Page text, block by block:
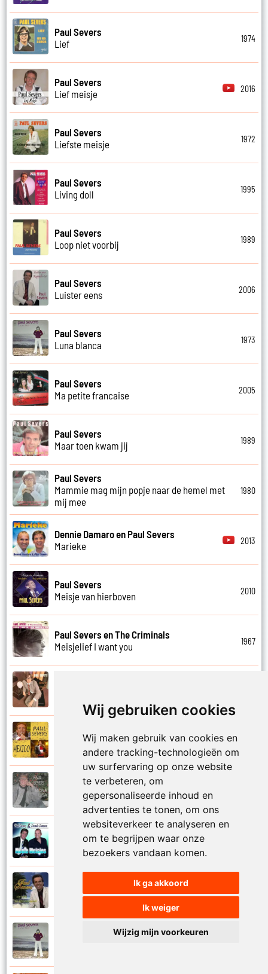
Wij gebruiken cookies
Wij maken gebruik van cookies en
andere tracking-technologieën om
uw surfervaring op onze website
te verbeteren, om
gepersonaliseerde inhoud en
advertenties te tonen, om ons
websiteverkeer te analyseren en
om te begrijpen waar onze
bezoekers vandaan komen.
Ik ga akkoord
Ik weiger
Wijzig mijn voorkeuren
Paul Severs
Lief
1974
Paul Severs
Lief meisje
2016
Paul Severs
Liefste meisje
1972
Paul Severs
Living doll
1995
Paul Severs
Loop niet voorbij
1989
Paul Severs
Luister eens
2006
Paul Severs
Luna blanca
1973
Paul Severs
Ma petite francaise
2005
Paul Severs
Maar toen kwam jij
1989
Paul Severs
Mammie mag mijn popje naar de hemel met
mij mee
1980
Dennie Damaro en Paul Severs
Marieke
2013
Paul Severs
Meisje van hierboven
2010
Paul Severs en The Criminals
Meisjelief I want you
1967
Paul Severs
Paul Severs
Mona Lisa
Dennie Damaro en Paul Severs
Mooie meisjes
My love
2007